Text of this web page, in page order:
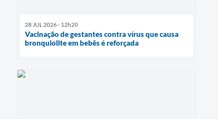
28 JUL 2026 - 12h20
Vacinação de gestantes contra vírus que causa
bronquiolite em bebês é reforçada